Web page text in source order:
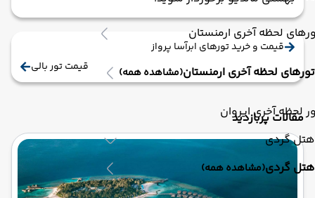
لحظه آخری ارمنستان
تورهای لحظه آخری ارمنستان(مشاهده همه)
لحظه آخری ایروان
هتل گردی
هتل گردی(مشاهده همه)
قیمت و خرید تورهای ابرآسا پرواز
قیمت تور بالی
مقالات پربازدید